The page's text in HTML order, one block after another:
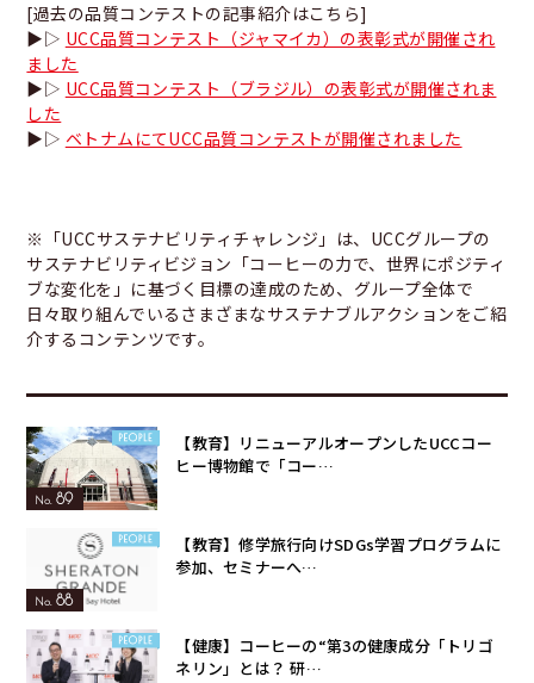
[過去の品質コンテストの記事紹介はこちら]
▶▷ UCC品質コンテスト（ジャマイカ）の表彰式が開催され
ました
▶▷ UCC品質コンテスト（ブラジル）の表彰式が開催されま
した
▶▷ ベトナムにてUCC品質コンテストが開催されました
※「UCCサステナビリティチャレンジ」は、UCCグループの
サステナビリティビジョン「コーヒーの力で、世界にポジティ
ブな変化を」に基づく目標の達成のため、グループ全体で
日々取り組んでいるさまざまなサステナブルアクションをご紹
介するコンテンツです。
89
【教育】リニューアルオープンしたUCCコー
ヒー博物館で「コー…
88
【教育】修学旅行向けSDGs学習プログラムに
参加、セミナーへ…
【健康】コーヒーの“第3の健康成分「トリゴ
ネリン」とは？ 研…